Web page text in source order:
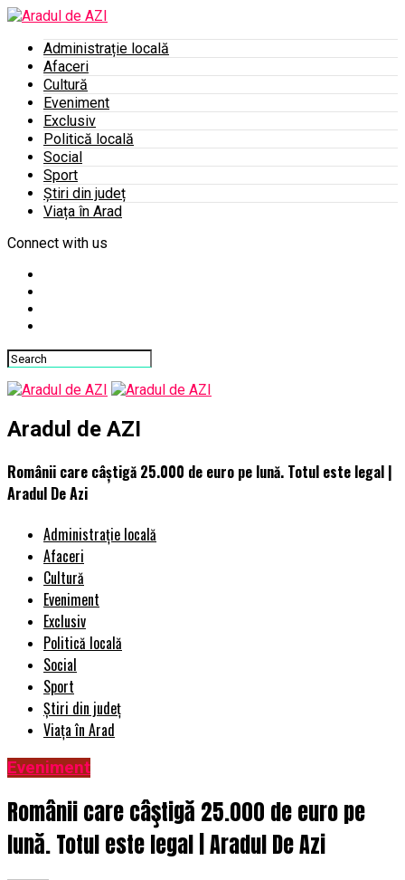
Administrație locală
Afaceri
Cultură
Eveniment
Exclusiv
Politică locală
Social
Sport
Știri din județ
Viața în Arad
Connect with us
Aradul de AZI
Românii care câştigă 25.000 de euro pe lună. Totul este legal |
Aradul De Azi
Administrație locală
Afaceri
Cultură
Eveniment
Exclusiv
Politică locală
Social
Sport
Știri din județ
Viața în Arad
Eveniment
Românii care câştigă 25.000 de euro pe
lună. Totul este legal | Aradul De Azi